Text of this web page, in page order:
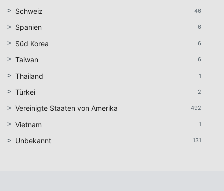
46
Schweiz
6
Spanien
6
Süd Korea
6
Taiwan
1
Thailand
2
Türkei
492
Vereinigte Staaten von Amerika
1
Vietnam
131
Unbekannt